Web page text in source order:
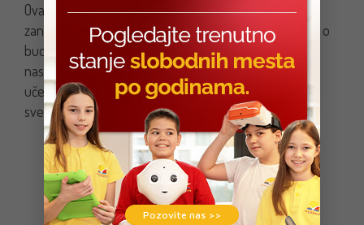
Ovakve posete pružaju učenicima priliku da upoznaju
zanimanja svojih roditelja, a i inspirišu ih da razmišljaju o
budućim karijerama. Program „Parents at Work”
nastavlja da spaja škole i kompanije, omogućavajući
učenicima da na zabavan i edukativan način otkrivaju
svet rada i preduzetništva.
Pozovite nas >>